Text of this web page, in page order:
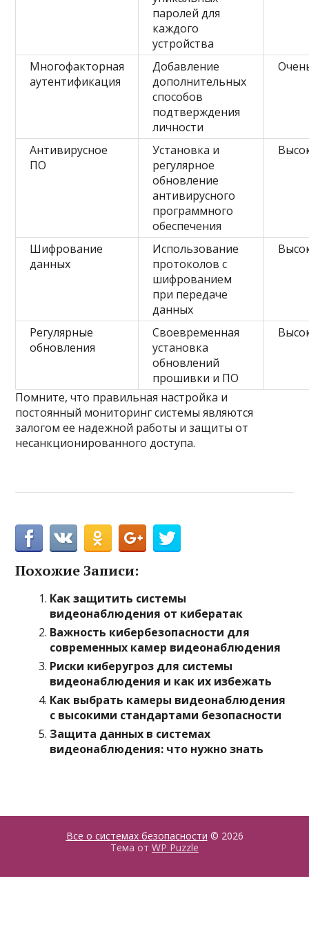
паролей для
каждого
устройства
Многофакторная
аутентификация
Добавление
дополнительных
способов
подтверждения
личности
Антивирусное
ПО
Установка и
регулярное
обновление
антивирусного
программного
обеспечения
Шифрование
данных
Использование
протоколов с
шифрованием
при передаче
данных
Регулярные
обновления
Своевременная
установка
обновлений
прошивки и ПО
Помните, что правильная настройка и
постоянный мониторинг системы являются
залогом ее надежной работы и защиты от
несанкционированного доступа.
Похожие Записи:
Как защитить системы
видеонаблюдения от кибератак
Важность кибербезопасности для
современных камер видеонаблюдения
Риски киберугроз для системы
видеонаблюдения и как их избежать
Как выбрать камеры видеонаблюдения
с высокими стандартами безопасности
Защита данных в системах
видеонаблюдения: что нужно знать
Все о системах безопасности © 2026
Тема от WP Puzzle